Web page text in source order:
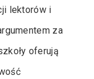
lektorów i
za
oferują